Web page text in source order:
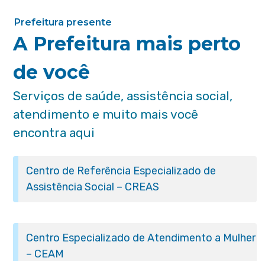
Prefeitura presente
A Prefeitura mais perto
de você
Serviços de saúde, assistência social,
atendimento e muito mais você
encontra aqui
Centro de Referência Especializado de
Assistência Social – CREAS
Centro Especializado de Atendimento a Mulher
– CEAM